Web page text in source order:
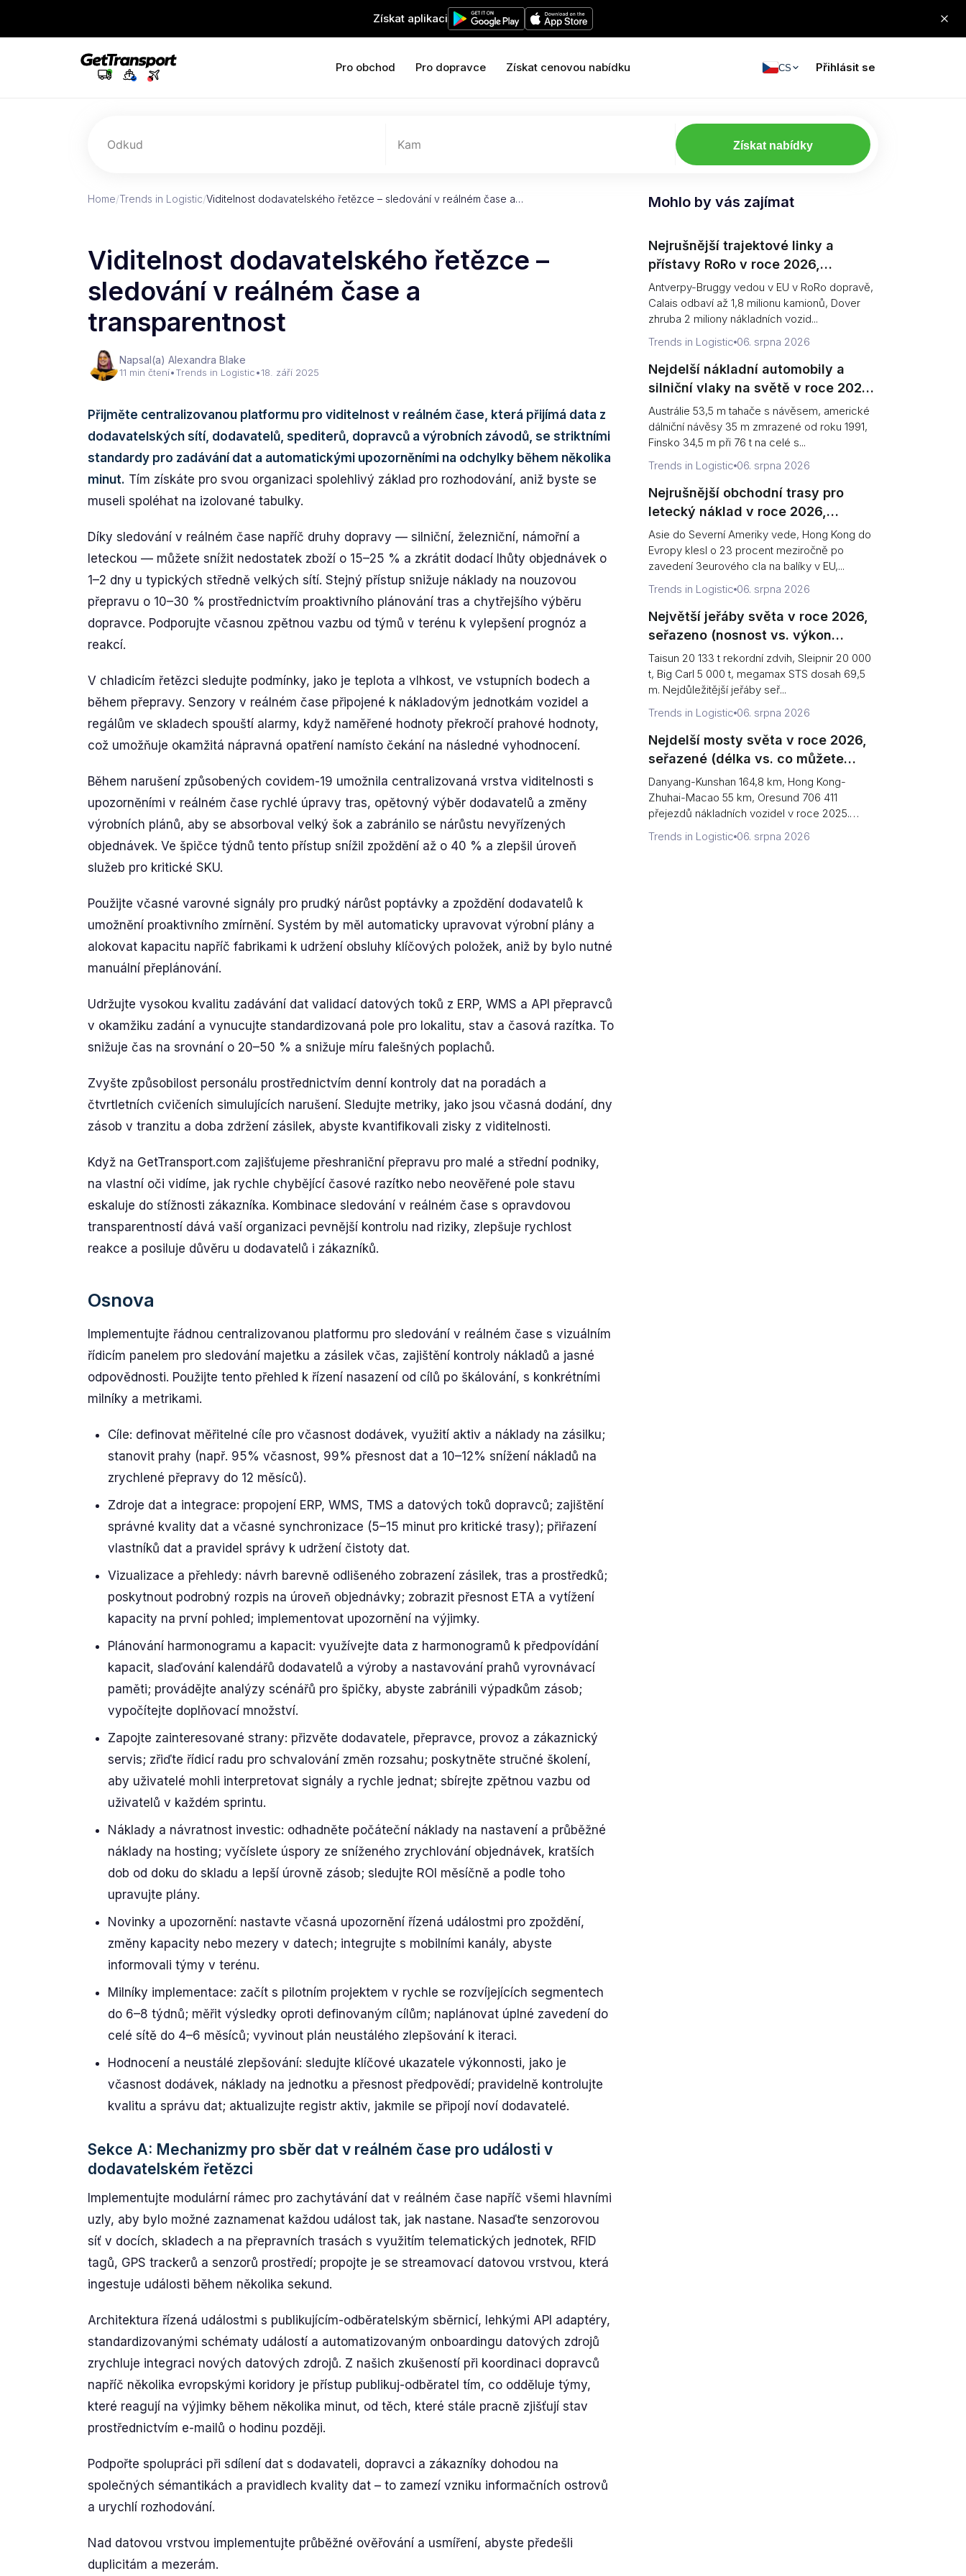
Získat aplikaci
Pro obchod Pro dopravce Získat cenovou nabídku CS Přihlásit se
Odkud Kam Získat nabídky
Home/Trends in Logistic/Viditelnost dodavatelského řetězce – sledování v reálném čase a…
Viditelnost dodavatelského řetězce –
sledování v reálném čase a
transparentnost
Napsal(a) Alexandra Blake
11 min čtení•Trends in Logistic•18. září 2025
Přijměte centralizovanou platformu pro viditelnost v reálném čase, která přijímá data z
dodavatelských sítí, dodavatelů, spediterů, dopravců a výrobních závodů, se striktními
standardy pro zadávání dat a automatickými upozorněními na odchylky během několika
minut. Tím získáte pro svou organizaci spolehlivý základ pro rozhodování, aniž byste se
museli spoléhat na izolované tabulky.
Díky sledování v reálném čase napříč druhy dopravy — silniční, železniční, námořní a
leteckou — můžete snížit nedostatek zboží o 15–25 % a zkrátit dodací lhůty objednávek o
1–2 dny u typických středně velkých sítí. Stejný přístup snižuje náklady na nouzovou
přepravu o 10–30 % prostřednictvím proaktivního plánování tras a chytřejšího výběru
dopravce. Podporujte včasnou zpětnou vazbu od týmů v terénu k vylepšení prognóz a
reakcí.
V chladicím řetězci sledujte podmínky, jako je teplota a vlhkost, ve vstupních bodech a
během přepravy. Senzory v reálném čase připojené k nákladovým jednotkám vozidel a
regálům ve skladech spouští alarmy, když naměřené hodnoty překročí prahové hodnoty,
což umožňuje okamžitá nápravná opatření namísto čekání na následné vyhodnocení.
Během narušení způsobených covidem-19 umožnila centralizovaná vrstva viditelnosti s
upozorněními v reálném čase rychlé úpravy tras, opětovný výběr dodavatelů a změny
výrobních plánů, aby se absorboval velký šok a zabránilo se nárůstu nevyřízených
objednávek. Ve špičce týdnů tento přístup snížil zpoždění až o 40 % a zlepšil úroveň
služeb pro kritické SKU.
Použijte včasné varovné signály pro prudký nárůst poptávky a zpoždění dodavatelů k
umožnění proaktivního zmírnění. Systém by měl automaticky upravovat výrobní plány a
alokovat kapacitu napříč fabrikami k udržení obsluhy klíčových položek, aniž by bylo nutné
manuální přeplánování.
Udržujte vysokou kvalitu zadávání dat validací datových toků z ERP, WMS a API přepravců
v okamžiku zadání a vynucujte standardizovaná pole pro lokalitu, stav a časová razítka. To
snižuje čas na srovnání o 20–50 % a snižuje míru falešných poplachů.
Zvyšte způsobilost personálu prostřednictvím denní kontroly dat na poradách a
čtvrtletních cvičeních simulujících narušení. Sledujte metriky, jako jsou včasná dodání, dny
zásob v tranzitu a doba zdržení zásilek, abyste kvantifikovali zisky z viditelnosti.
Když na GetTransport.com zajišťujeme přeshraniční přepravu pro malé a střední podniky,
na vlastní oči vidíme, jak rychle chybějící časové razítko nebo neověřené pole stavu
eskaluje do stížnosti zákazníka. Kombinace sledování v reálném čase s opravdovou
transparentností dává vaší organizaci pevnější kontrolu nad riziky, zlepšuje rychlost
reakce a posiluje důvěru u dodavatelů i zákazníků.
Osnova
Implementujte řádnou centralizovanou platformu pro sledování v reálném čase s vizuálním
řídicím panelem pro sledování majetku a zásilek včas, zajištění kontroly nákladů a jasné
odpovědnosti. Použijte tento přehled k řízení nasazení od cílů po škálování, s konkrétními
milníky a metrikami.
Cíle: definovat měřitelné cíle pro včasnost dodávek, využití aktiv a náklady na zásilku;
stanovit prahy (např. 95% včasnost, 99% přesnost dat a 10–12% snížení nákladů na
zrychlené přepravy do 12 měsíců).
Zdroje dat a integrace: propojení ERP, WMS, TMS a datových toků dopravců; zajištění
správné kvality dat a včasné synchronizace (5–15 minut pro kritické trasy); přiřazení
vlastníků dat a pravidel správy k udržení čistoty dat.
Vizualizace a přehledy: návrh barevně odlišeného zobrazení zásilek, tras a prostředků;
poskytnout podrobný rozpis na úroveň objednávky; zobrazit přesnost ETA a vytížení
kapacity na první pohled; implementovat upozornění na výjimky.
Plánování harmonogramu a kapacit: využívejte data z harmonogramů k předpovídání
kapacit, slaďování kalendářů dodavatelů a výroby a nastavování prahů vyrovnávací
paměti; provádějte analýzy scénářů pro špičky, abyste zabránili výpadkům zásob;
vypočítejte doplňovací množství.
Zapojte zainteresované strany: přizvěte dodavatele, přepravce, provoz a zákaznický
servis; zřiďte řídicí radu pro schvalování změn rozsahu; poskytněte stručné školení,
aby uživatelé mohli interpretovat signály a rychle jednat; sbírejte zpětnou vazbu od
uživatelů v každém sprintu.
Náklady a návratnost investic: odhadněte počáteční náklady na nastavení a průběžné
náklady na hosting; vyčíslete úspory ze sníženého zrychlování objednávek, kratších
dob od doku do skladu a lepší úrovně zásob; sledujte ROI měsíčně a podle toho
upravujte plány.
Novinky a upozornění: nastavte včasná upozornění řízená událostmi pro zpoždění,
změny kapacity nebo mezery v datech; integrujte s mobilními kanály, abyste
informovali týmy v terénu.
Milníky implementace: začít s pilotním projektem v rychle se rozvíjejících segmentech
do 6–8 týdnů; měřit výsledky oproti definovaným cílům; naplánovat úplné zavedení do
celé sítě do 4–6 měsíců; vyvinout plán neustálého zlepšování k iteraci.
Hodnocení a neustálé zlepšování: sledujte klíčové ukazatele výkonnosti, jako je
včasnost dodávek, náklady na jednotku a přesnost předpovědí; pravidelně kontrolujte
kvalitu a správu dat; aktualizujte registr aktiv, jakmile se připojí noví dodavatelé.
Sekce A: Mechanizmy pro sběr dat v reálném čase pro události v
dodavatelském řetězci
Implementujte modulární rámec pro zachytávání dat v reálném čase napříč všemi hlavními
uzly, aby bylo možné zaznamenat každou událost tak, jak nastane. Nasaďte senzorovou
síť v docích, skladech a na přepravních trasách s využitím telematických jednotek, RFID
tagů, GPS trackerů a senzorů prostředí; propojte je se streamovací datovou vrstvou, která
ingestuje události během několika sekund.
Architektura řízená událostmi s publikujícím-odběratelským sběrnicí, lehkými API adaptéry,
standardizovanými schématy událostí a automatizovaným onboardingu datových zdrojů
zrychluje integraci nových datových zdrojů. Z našich zkušeností při koordinaci dopravců
napříč několika evropskými koridory je přístup publikuj-odběratel tím, co odděluje týmy,
které reagují na výjimky během několika minut, od těch, které stále pracně zjišťují stav
prostřednictvím e-mailů o hodinu později.
Podpořte spolupráci při sdílení dat s dodavateli, dopravci a zákazníky dohodou na
společných sémantikách a pravidlech kvality dat – to zamezí vzniku informačních ostrovů
a urychlí rozhodování.
Nad datovou vrstvou implementujte průběžné ověřování a usmíření, abyste předešli
duplicitám a mezerám.
Mohlo by vás zajímat
Nejrušnější trajektové linky a
přístavy RoRo v roce 2026,
seřazeno (jednotky vs. tunáž)
Antverpy-Bruggy vedou v EU v RoRo dopravě,
Calais odbaví až 1,8 milionu kamionů, Dover
zhruba 2 miliony nákladních vozid...
Trends in Logistic 06. srpna 2026
Nejdelší nákladní automobily a
silniční vlaky na světě v roce 2026,
seřazeno (rekordy vs. legální limity)
Austrálie 53,5 m tahače s návěsem, americké
dálniční návěsy 35 m zmrazené od roku 1991,
Finsko 34,5 m při 76 t na celé s...
Trends in Logistic 06. srpna 2026
Nejrušnější obchodní trasy pro
letecký náklad v roce 2026,
seřazeno (tonaž vs směr)
Asie do Severní Ameriky vede, Hong Kong do
Evropy klesl o 23 procent meziročně po
zavedení 3eurového cla na balíky v EU,...
Trends in Logistic 06. srpna 2026
Největší jeřáby světa v roce 2026,
seřazeno (nosnost vs. výkon
terminálu)
Taisun 20 133 t rekordní zdvih, Sleipnir 20 000
t, Big Carl 5 000 t, megamax STS dosah 69,5
m. Nejdůležitější jeřáby seř...
Trends in Logistic 06. srpna 2026
Nejdelší mosty světa v roce 2026,
seřazené (délka vs. co můžete
přejet)
Danyang-Kunshan 164,8 km, Hong Kong-
Zhuhai-Macao 55 km, Oresund 706 411
přejezdů nákladních vozidel v roce 2025.
Nejdelš...
Trends in Logistic 06. srpna 2026